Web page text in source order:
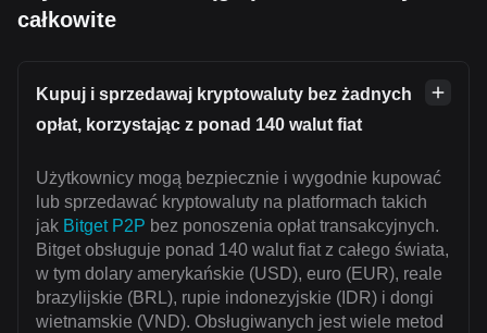
całkowite
Kupuj i sprzedawaj kryptowaluty bez żadnych
opłat, korzystając z ponad 140 walut fiat
Użytkownicy mogą bezpiecznie i wygodnie kupować
lub sprzedawać kryptowaluty na platformach takich
jak Bitget P2P bez ponoszenia opłat transakcyjnych.
Bitget obsługuje ponad 140 walut fiat z całego świata,
w tym dolary amerykańskie (USD), euro (EUR), reale
brazylijskie (BRL), rupie indonezyjskie (IDR) i dongi
wietnamskie (VND). Obsługiwanych jest wiele metod